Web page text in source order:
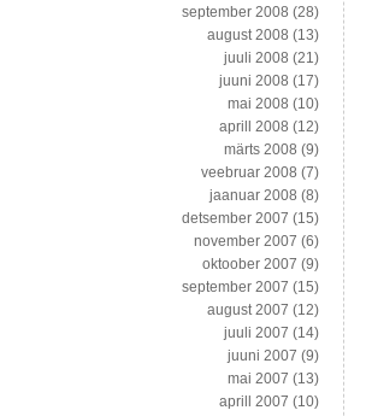
september 2008 (28)
august 2008 (13)
juuli 2008 (21)
juuni 2008 (17)
mai 2008 (10)
aprill 2008 (12)
märts 2008 (9)
veebruar 2008 (7)
jaanuar 2008 (8)
detsember 2007 (15)
november 2007 (6)
oktoober 2007 (9)
september 2007 (15)
august 2007 (12)
juuli 2007 (14)
juuni 2007 (9)
mai 2007 (13)
aprill 2007 (10)